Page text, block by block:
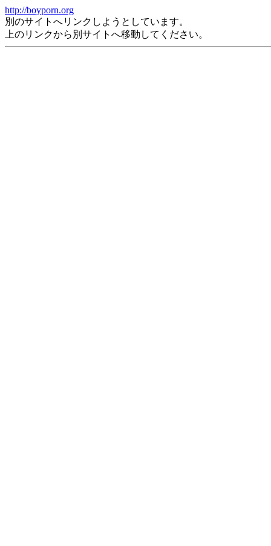
http://boyporn.org
別のサイトへリンクしようとしています。
上のリンクから別サイトへ移動してください。